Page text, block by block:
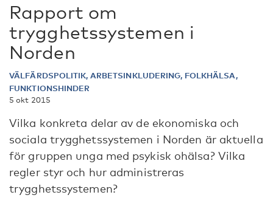
Rapport om
trygghetssystemen i
Norden
VÄLFÄRDSPOLITIK, ARBETSINKLUDERING, FOLKHÄLSA,
FUNKTIONSHINDER
5 okt 2015
Vilka konkreta delar av de ekonomiska och
sociala trygghetssystemen i Norden är aktuella
för gruppen unga med psykisk ohälsa? Vilka
regler styr och hur administreras
trygghetssystemen?